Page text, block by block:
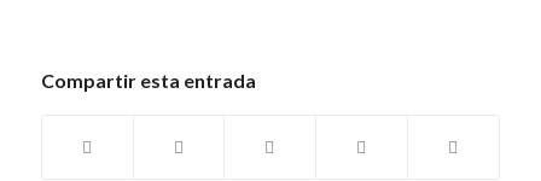
Compartir esta entrada